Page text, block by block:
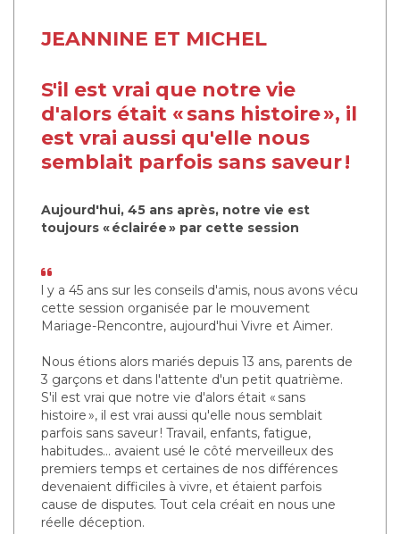
JEANNINE ET MICHEL
S'il est vrai que notre vie
d'alors était « sans histoire », il
est vrai aussi qu'elle nous
semblait parfois sans saveur !
Aujourd'hui, 45 ans après, notre vie est
toujours « éclairée » par cette session
l y a 45 ans sur les conseils d'amis, nous avons vécu
cette session organisée par le mouvement
Mariage-Rencontre, aujourd'hui Vivre et Aimer.
Nous étions alors mariés depuis 13 ans, parents de
3 garçons et dans l'attente d'un petit quatrième.
S'il est vrai que notre vie d'alors était « sans
histoire », il est vrai aussi qu'elle nous semblait
parfois sans saveur ! Travail, enfants, fatigue,
habitudes... avaient usé le côté merveilleux des
premiers temps et certaines de nos différences
devenaient difficiles à vivre, et étaient parfois
cause de disputes. Tout cela créait en nous une
réelle déception.